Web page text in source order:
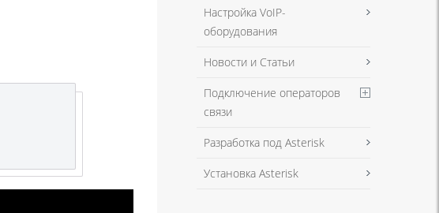
Настройка VoIP-
оборудования
Новости и Статьи
Подключение операторов
связи
Разработка под Asterisk
Установка Asterisk